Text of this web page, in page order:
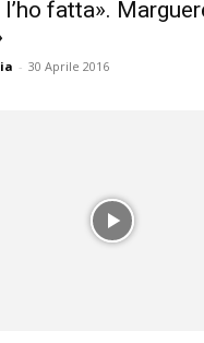
fatta».
- 30 Aprile 2016